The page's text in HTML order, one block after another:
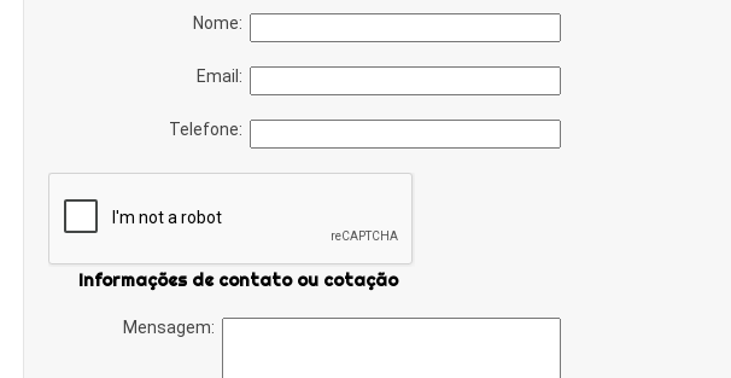
Nome:
Email:
Telefone:
Informações de contato ou cotação
Mensagem: